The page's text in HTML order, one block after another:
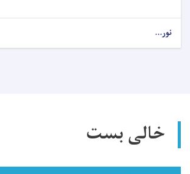
نور...
د
خالی بست